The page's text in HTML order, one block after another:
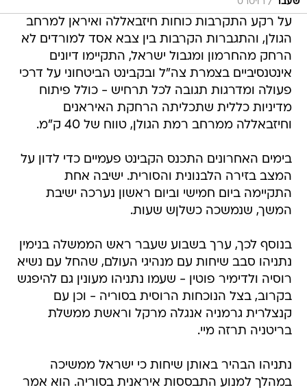
על רקע התקרבות כוחות חיזבאללה ואיראן למרחב
הגולן, והתגברות הקרבות בין צבא אסד למורדים לא
הרחק מהחרמון ומגבול ישראל, התקיימו דיונים
אינטנסיביים בצמרת צה"ל ובקבינט הביטחוני על דרכי
פעולה ומדרגות תגובה לכל תרחיש - כולל פיתוח
מדיניות כללית שתכליתה הרחקת האיראנים
וחיזבאללה ממרחב רמת הגולן, טווח של 40 ק"מ.
בימים האחרונים התכנס הקבינט פעמיים כדי לדון על
המצב בזירה הלבנונית והסורית. ישיבה אחת
התקיימה ביום חמישי וביום ראשון נערכה ישיבת
המשך, שנמשכה כשלןש שעות.
בנוסף לכך, ערך בשבוע שעבר ראש הממשלה בנימין
נתניהו סבב שיחות עם מנהיגי העולם, שהחל עם נשיא
רוסיה ולדימיר פוטין - שעמו נתניהו מעונין גם להיפגש
בקרוב, בצל הנוכחות הרוסית בסוריה - וכן עם
קנצלרית גרמניה אנגלה מרקל וראשת ממשלת
בריטניה תרזה מיי.
נתניהו הבהיר באותן שיחות כי ישראל ממשיכה
במהלך למנוע התבססות איראנית בסוריה. הוא אמר